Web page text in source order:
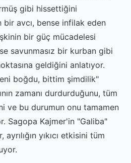
gibi hissettiğini
bir avcı, bense infilak eden
bir güç mücadelesi
savunmasız bir kurban gibi
geldiğini anlatıyor.
boğdu, bittim şimdilik"
zamanı durdurduğunu, tüm
ve bu durumun onu tamamen
Sagopa Kajmer'in "Galiba"
yıkıcı etkisini tüm